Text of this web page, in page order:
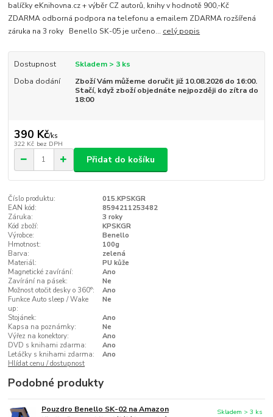
balíčky eKnihovna.cz + výběr CZ autorů, knihy v hodnotě 900,-Kč
ZDARMA odborná podpora na telefonu a emailem ZDARMA rozšířená
záruka na 3 roky Benello SK-05 je určeno... celý popis
Dostupnost
Skladem > 3 ks
Doba dodání
Zboží Vám můžeme doručit již 10.08.2026 do 16:00.
Stačí, když zboží objednáte nejpozději do zítra do
18:00
390 Kč/ks
322 Kč bez DPH
Přidat do košíku
Číslo produktu:
015.KPSKGR
EAN kód:
8594211253482
Záruka:
3 roky
Kód zboží:
KPSKGR
Výrobce:
Benello
Hmotnost:
100g
Barva:
zelená
Materiál:
PU kůže
Magnetické zavírání:
Ano
Zavírání na pásek:
Ne
Možnost otočit desky o 360°:
Ano
Funkce Auto sleep / Wake
up:
Ne
Stojánek:
Ano
Kapsa na poznámky:
Ne
Výřez na konektory:
Ano
DVD s knihami zdarma:
Ano
Letáčky s knihami zdarma:
Ano
Hlídat cenu / dostupnost
Podobné produkty
Pouzdro Benello SK-02 na Amazon
Skladem > 3 ks